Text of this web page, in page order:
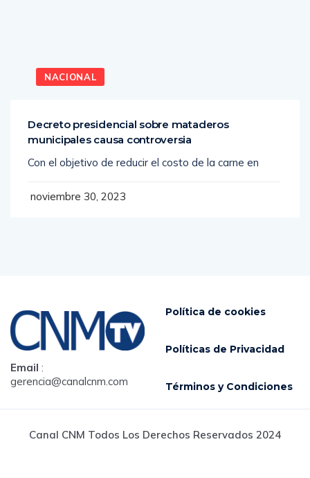
NACIONAL
Decreto presidencial sobre mataderos
municipales causa controversia
Con el objetivo de reducir el costo de la carne en
noviembre 30, 2023
Email :
gerencia@canalcnm.com
Política de cookies
Políticas de Privacidad
Términos y Condiciones
Canal CNM Todos Los Derechos Reservados 2024